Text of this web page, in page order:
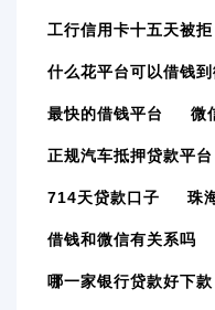
工行信用卡十五天被拒
什么花平台可以借钱
最快的借钱平台 微
正规汽车抵押贷款平台
714天贷款口子 珠
借钱和微信有关系吗
哪一家银行贷款好下款